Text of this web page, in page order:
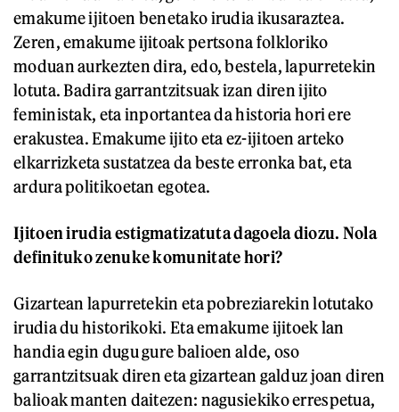
emakume ijitoen benetako irudia ikusaraztea.
Zeren, emakume ijitoak pertsona folkloriko
moduan aurkezten dira, edo, bestela, lapurretekin
lotuta. Badira garrantzitsuak izan diren ijito
feministak, eta inportantea da historia hori ere
erakustea. Emakume ijito eta ez-ijitoen arteko
elkarrizketa sustatzea da beste erronka bat, eta
ardura politikoetan egotea.
Ijitoen irudia estigmatizatuta dagoela diozu. Nola
definituko zenuke komunitate hori?
Gizartean lapurretekin eta pobreziarekin lotutako
irudia du historikoki. Eta emakume ijitoek lan
handia egin dugu gure balioen alde, oso
garrantzitsuak diren eta gizartean galduz joan diren
balioak manten daitezen: nagusiekiko errespetua,